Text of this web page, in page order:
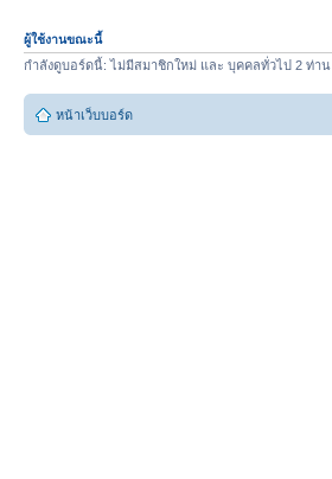
ผู้ใช้งานขณะนี้
กำลังดูบอร์ดนี้: ไม่มีสมาชิกใหม่ และ บุคคลทั่วไป 2 ท่าน
หน้าเว็บบอร์ด